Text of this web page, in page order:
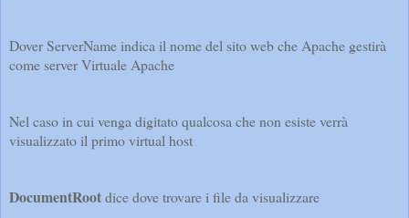
Dover ServerName indica il nome del sito web che Apache gestirà
come server Virtuale Apache
Nel caso in cui venga digitato qualcosa che non esiste verrà
visualizzato il primo virtual host
DocumentRootdice dove trovare i file da visualizzare